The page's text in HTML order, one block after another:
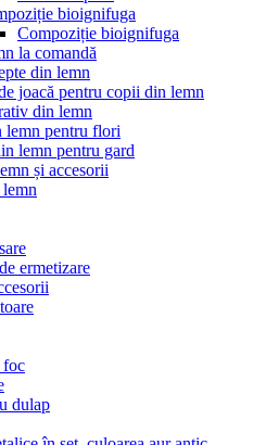
bioignifuga
Compoziție bioignifuga
la comandă
din lemn
joacă pentru copii din lemn
din lemn
lemn pentru flori
lemn pentru gard
și accesorii
ermetizare
foc
dulap